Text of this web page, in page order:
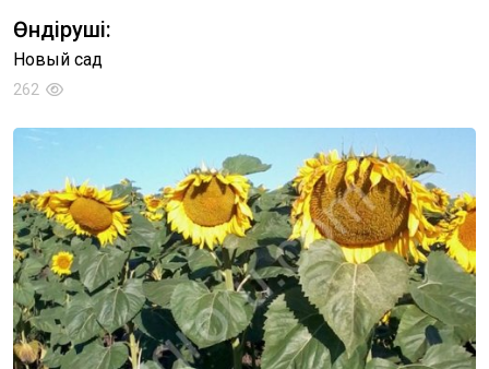
Өндіруші:
Новый сад
262